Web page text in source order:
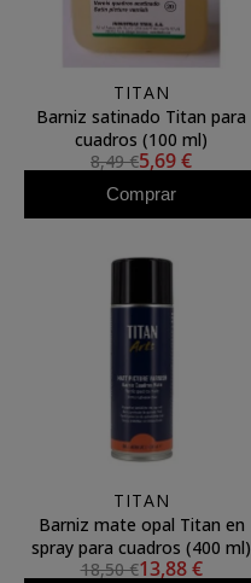
TITAN
Barniz satinado Titan para
cuadros (100 ml)
8,49 €5,69 €
Comprar
TITAN
Barniz mate opal Titan en
spray para cuadros (400 ml)
18,50 €13,88 €